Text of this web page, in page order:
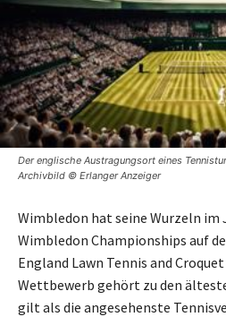
Der englische Austragungsort eines
Archivbild © Erlanger Anzeiger
Wimbledon hat seine Wurzeln im
Wimbledon Championships auf
England Lawn Tennis and
Wettbewerb gehört zu den
gilt als die angesehenste